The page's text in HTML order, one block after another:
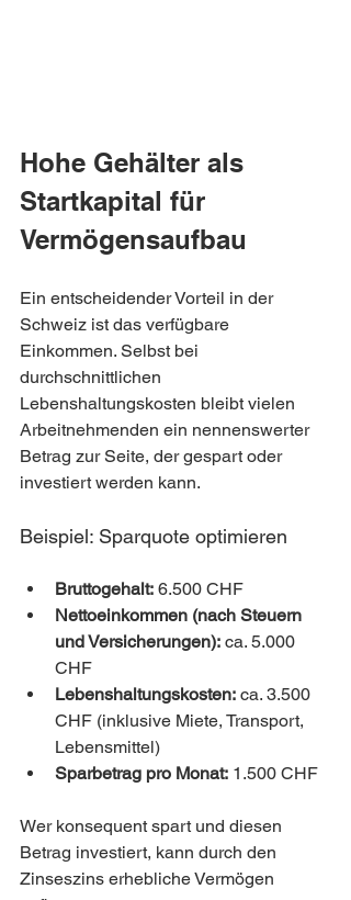
Hohe Gehälter als
Startkapital für
Vermögensaufbau
Ein entscheidender Vorteil in der
Schweiz ist das verfügbare
Einkommen. Selbst bei
durchschnittlichen
Lebenshaltungskosten bleibt vielen
Arbeitnehmenden ein nennenswerter
Betrag zur Seite, der gespart oder
investiert werden kann.
Beispiel: Sparquote optimieren
Bruttogehalt: 6.500 CHF
Nettoeinkommen (nach Steuern
und Versicherungen): ca. 5.000
CHF
Lebenshaltungskosten: ca. 3.500
CHF (inklusive Miete, Transport,
Lebensmittel)
Sparbetrag pro Monat: 1.500 CHF
Wer konsequent spart und diesen
Betrag investiert, kann durch den
Zinseszins erhebliche Vermögen